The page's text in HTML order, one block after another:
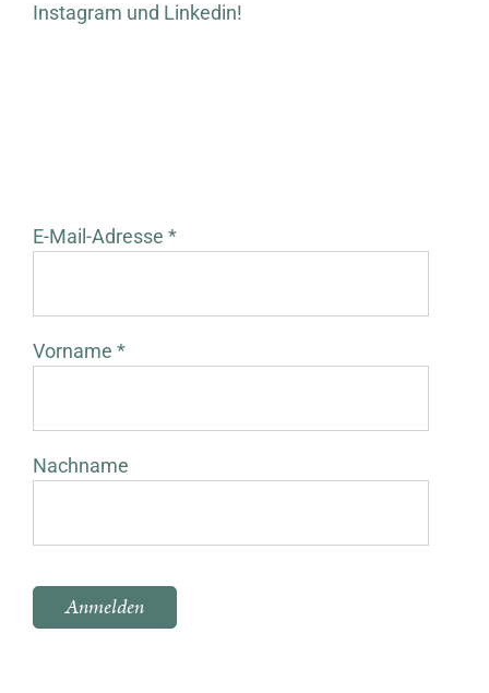
Instagram und Linkedin!
E-Mail-Adresse *
Vorname *
Nachname
Bitte lasse dieses Feld leer.